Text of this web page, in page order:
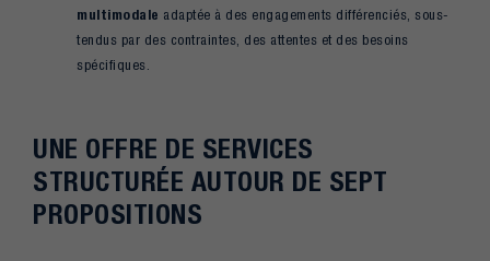
multimodale adaptée à des engagements différenciés, sous-
tendus par des contraintes, des attentes et des besoins
spécifiques.
UNE OFFRE DE SERVICES
STRUCTURÉE AUTOUR DE SEPT
PROPOSITIONS